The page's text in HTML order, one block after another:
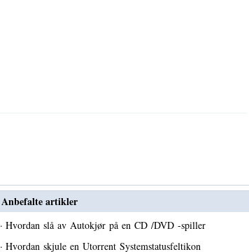
Anbefalte artikler
· Hvordan slå av Autokjør på en CD /DVD -spiller
· Hvordan skjule en Utorrent Systemstatusfeltikon